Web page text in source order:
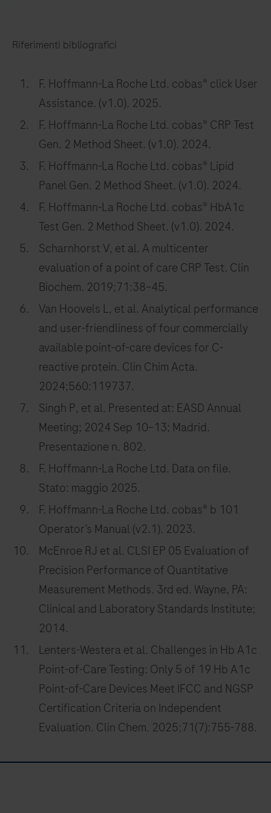
Riferimenti bibliografici
F. Hoffmann-La Roche Ltd. cobas® click User
Assistance. (v1.0). 2025.
F. Hoffmann-La Roche Ltd. cobas® CRP Test
Gen. 2 Method Sheet. (v1.0). 2024.
F. Hoffmann-La Roche Ltd. cobas® Lipid
Panel Gen. 2 Method Sheet. (v1.0). 2024.
F. Hoffmann-La Roche Ltd. cobas® HbA1c
Test Gen. 2 Method Sheet. (v1.0). 2024.
Scharnhorst V, et al. A multicenter
evaluation of a point of care CRP Test. Clin
Biochem. 2019;71:38–45.
Van Hoovels L, et al. Analytical performance
and user-friendliness of four commercially
available point-of-care devices for C-
reactive protein. Clin Chim Acta.
2024;560:119737.
Singh P, et al. Presented at: EASD Annual
Meeting; 2024 Sep 10–13; Madrid.
Presentazione n. 802.
F. Hoffmann-La Roche Ltd. Data on file.
Stato: maggio 2025.
F. Hoffmann-La Roche Ltd. cobas® b 101
Operator’s Manual (v2.1). 2023.
McEnroe RJ et al. CLSI EP 05 Evaluation of
Precision Performance of Quantitative
Measurement Methods. 3rd ed. Wayne, PA:
Clinical and Laboratory Standards Institute;
2014.
Lenters-Westera et al. Challenges in Hb A1c
Point-of-Care Testing: Only 5 of 19 Hb A1c
Point-of-Care Devices Meet IFCC and NGSP
Certification Criteria on Independent
Evaluation. Clin Chem. 2025;71(7):755-788.